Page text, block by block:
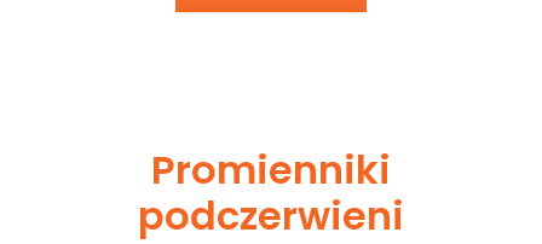
Promienniki
podczerwieni